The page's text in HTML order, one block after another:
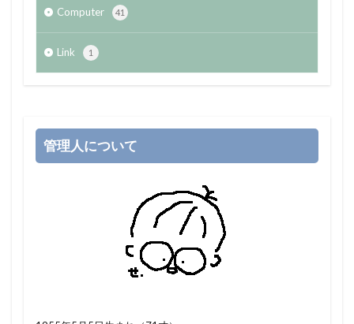
Computer 41
Link 1
管理人について